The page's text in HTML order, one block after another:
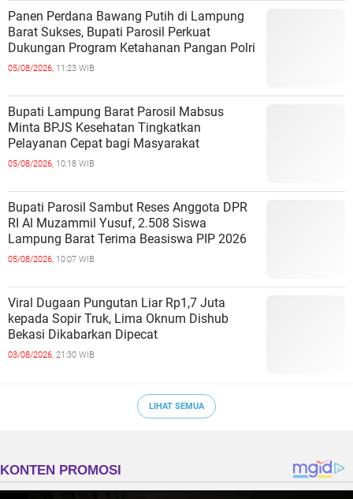
Panen Perdana Bawang Putih di Lampung
Barat Sukses, Bupati Parosil Perkuat
Dukungan Program Ketahanan Pangan Polri
05/08/2026, 11:23 WIB
Bupati Lampung Barat Parosil Mabsus
Minta BPJS Kesehatan Tingkatkan
Pelayanan Cepat bagi Masyarakat
05/08/2026, 10:18 WIB
Bupati Parosil Sambut Reses Anggota DPR
RI Al Muzammil Yusuf, 2.508 Siswa
Lampung Barat Terima Beasiswa PIP 2026
05/08/2026, 10:07 WIB
Viral Dugaan Pungutan Liar Rp1,7 Juta
kepada Sopir Truk, Lima Oknum Dishub
Bekasi Dikabarkan Dipecat
03/08/2026, 21:30 WIB
LIHAT SEMUA